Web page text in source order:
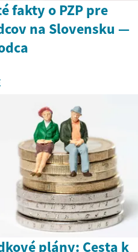
fakty o PZP pre
na Slovensku —
plány: Cesta k